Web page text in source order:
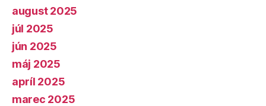
august 2025
júl 2025
jún 2025
máj 2025
apríl 2025
marec 2025